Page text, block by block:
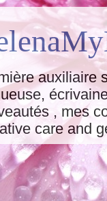
auxiliaire
, mes
care and